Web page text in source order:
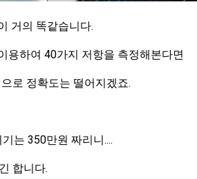
거의 똑같습니다.
용하여 40가지 저항을 측정해본다면
로 정확도는 떨어지겠죠.
는 350만원 짜리니....
합니다.